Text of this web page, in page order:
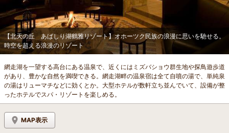
【北天の丘 あばしり湖鶴雅リゾート】オホーツク民族の浪漫に思いを馳せる。
時空を超える浪漫のリゾート
網走湖を一望する高台にある温泉で、近くにはミズバショウ群生地や探鳥遊歩道
があり、豊かな自然を満喫できる。網走湖畔の温泉宿は全て自噴の湯で、単純泉
の湯はリューマチなどに効くとか。大型ホテルが数軒立ち並んでいて、設備が整
ったホテルでスパ・リゾートを楽しめる。
MAP表示